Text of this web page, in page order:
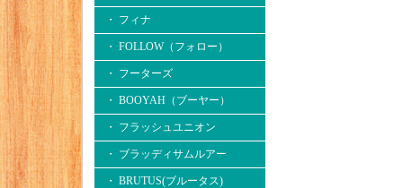
・ フィナ
・ FOLLOW（フォロー）
・ フーターズ
・ BOOYAH（ブーヤー）
・ フラッシュユニオン
・ ブラッディサムルアー
・ BRUTUS(ブルータス)